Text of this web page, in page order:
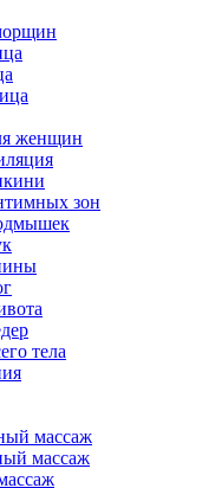
женщин
зон
тела
массаж
массаж